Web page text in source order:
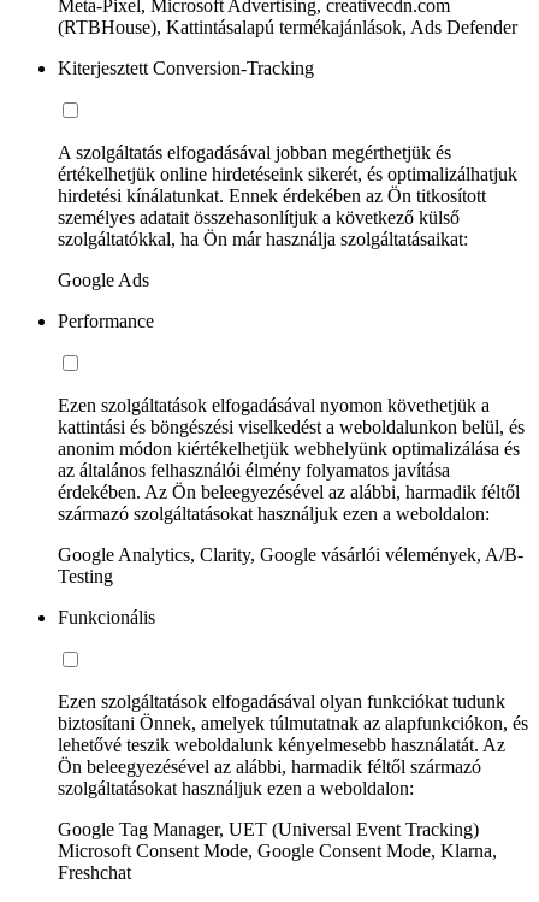
Meta-Pixel, Microsoft Advertising, creativecdn.com
(RTBHouse), Kattintásalapú termékajánlások, Ads Defender
Kiterjesztett Conversion-Tracking
A szolgáltatás elfogadásával jobban megérthetjük és
értékelhetjük online hirdetéseink sikerét, és optimalizálhatjuk
hirdetési kínálatunkat. Ennek érdekében az Ön titkosított
személyes adatait összehasonlítjuk a következő külső
szolgáltatókkal, ha Ön már használja szolgáltatásaikat:
Google Ads
Performance
Ezen szolgáltatások elfogadásával nyomon követhetjük a
kattintási és böngészési viselkedést a weboldalunkon belül, és
anonim módon kiértékelhetjük webhelyünk optimalizálása és
az általános felhasználói élmény folyamatos javítása
érdekében. Az Ön beleegyezésével az alábbi, harmadik féltől
származó szolgáltatásokat használjuk ezen a weboldalon:
Google Analytics, Clarity, Google vásárlói vélemények, A/B-
Testing
Funkcionális
Ezen szolgáltatások elfogadásával olyan funkciókat tudunk
biztosítani Önnek, amelyek túlmutatnak az alapfunkciókon, és
lehetővé teszik weboldalunk kényelmesebb használatát. Az
Ön beleegyezésével az alábbi, harmadik féltől származó
szolgáltatásokat használjuk ezen a weboldalon:
Google Tag Manager, UET (Universal Event Tracking)
Microsoft Consent Mode, Google Consent Mode, Klarna,
Freshchat